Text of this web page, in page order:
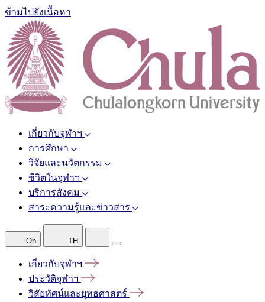
ข้ามไปยังเนื้อหา
เกี่ยวกับจุฬาฯ
การศึกษา
วิจัยและนวัตกรรม
ชีวิตในจุฬาฯ
บริการสังคม
สาระความรู้และข่าวสาร
On TH
เกี่ยวกับจุฬาฯ
ประวัติจุฬาฯ
วิสัยทัศน์และยุทธศาสตร์